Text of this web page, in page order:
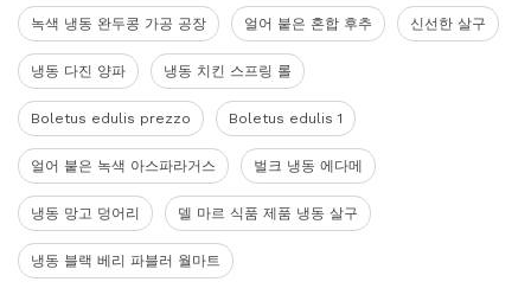
녹색 냉동 완두콩 가공 공장 얼어 붙은 혼합 후추 신선한 살구
냉동 다진 양파 냉동 치킨 스프링 롤
Boletus edulis prezzo Boletus edulis 1
얼어 붙은 녹색 아스파라거스 벌크 냉동 에다메
냉동 망고 덩어리 델 마르 식품 제품 냉동 살구
냉동 블랙 베리 파블러 월마트